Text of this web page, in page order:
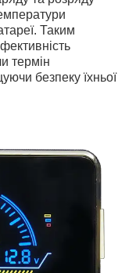
Таким
термін
безпеку їхньої